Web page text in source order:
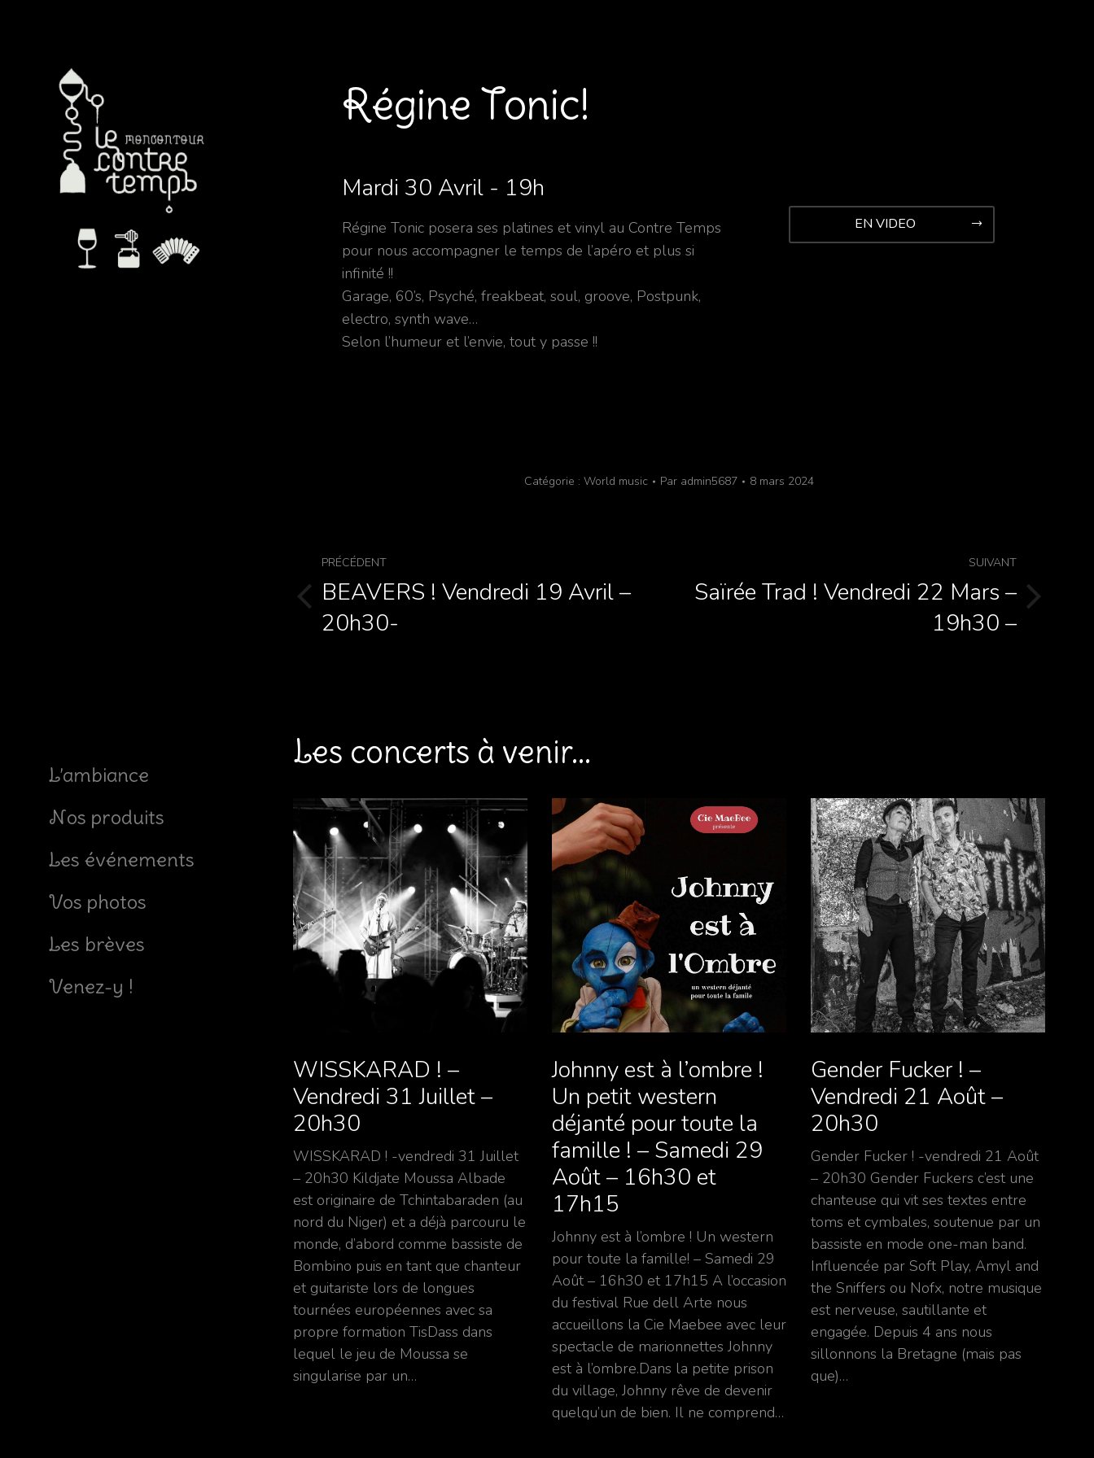
L’ambiance
Nos produits
Les événements
Vos photos
Les brèves
Venez-y !
Régine Tonic!
Mardi 30 Avril - 19h
Régine Tonic posera ses platines et vinyl au Contre Temps
pour nous accompagner le temps de l’apéro et plus si
infinité !!
Garage, 60’s, Psyché, freakbeat, soul, groove, Postpunk,
electro, synth wave…
Selon l’humeur et l’envie, tout y passe !!
EN VIDEO
Catégorie : World music Par admin5687 8 mars 2024
PRÉCÉDENT
BEAVERS ! Vendredi 19 Avril –
20h30-
SUIVANT
Saïrée Trad ! Vendredi 22 Mars –
19h30 –
Les concerts à venir...
WISSKARAD ! –
Vendredi 31 Juillet –
20h30
WISSKARAD ! -vendredi 31 Juillet
– 20h30 Kildjate Moussa Albade
est originaire de Tchintabaraden (au
nord du Niger) et a déjà parcouru le
monde, d’abord comme bassiste de
Bombino puis en tant que chanteur
et guitariste lors de longues
tournées européennes avec sa
propre formation TisDass dans
lequel le jeu de Moussa se
singularise par un…
Johnny est à l’ombre !
Un petit western
déjanté pour toute la
famille ! – Samedi 29
Août – 16h30 et
17h15
Johnny est à l’ombre ! Un western
pour toute la famille! – Samedi 29
Août – 16h30 et 17h15 A l’occasion
du festival Rue dell Arte nous
accueillons la Cie Maebee avec leur
spectacle de marionnettes Johnny
est à l’ombre.Dans la petite prison
du village, Johnny rêve de devenir
quelqu’un de bien. Il ne comprend…
Gender Fucker ! –
Vendredi 21 Août –
20h30
Gender Fucker ! -vendredi 21 Août
– 20h30 Gender Fuckers c’est une
chanteuse qui vit ses textes entre
toms et cymbales, soutenue par un
bassiste en mode one-man band.
Influencée par Soft Play, Amyl and
the Sniffers ou Nofx, notre musique
est nerveuse, sautillante et
engagée. Depuis 4 ans nous
sillonnons la Bretagne (mais pas
que)…